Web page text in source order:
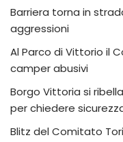
Barriera torna in
aggressioni
Al Parco di Vittorio il
camper abusivi
Borgo Vittoria si
per chiedere
Blitz del Comitato